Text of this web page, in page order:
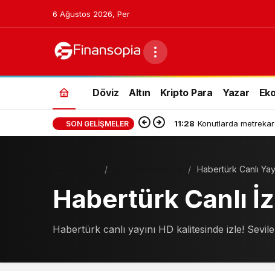
6 Ağustos 2026, Per
Döviz Altın Kripto Para Yazar
SON GELIŞMELER 11:28 Konutlarda
Habertürk Canlı
Habertürk Canlı
Habertürk canlı yayını HD kalitesinde izle!